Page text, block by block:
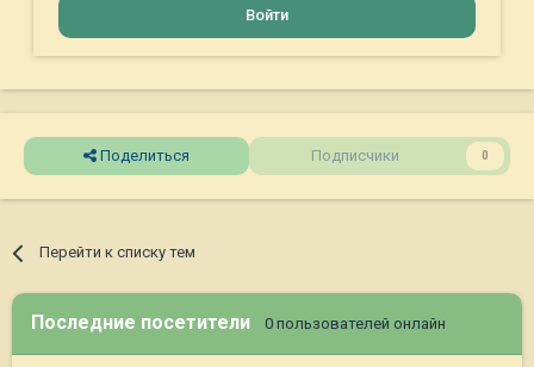
Войти
Поделиться Подписчики 0
Перейти к списку тем
Последние посетители 0 пользователей онлайн